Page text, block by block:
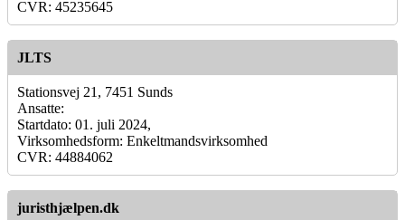
CVR: 45235645
JLTS
Stationsvej 21, 7451 Sunds
Ansatte:
Startdato: 01. juli 2024,
Virksomhedsform: Enkeltmandsvirksomhed
CVR: 44884062
juristhjælpen.dk